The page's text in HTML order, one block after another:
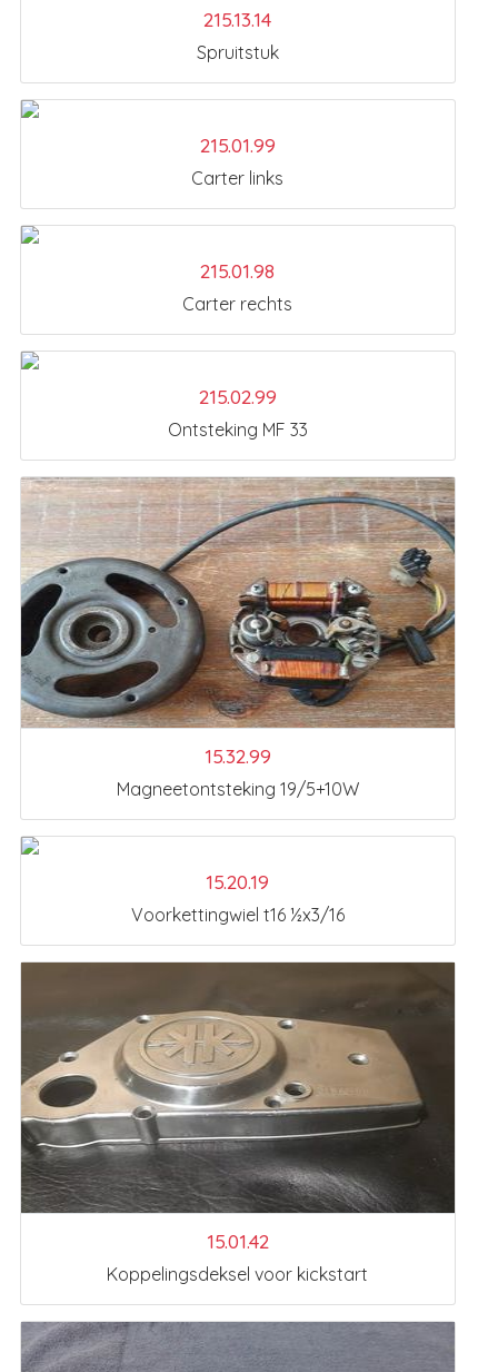
215.13.14
Spruitstuk
215.01.99
Carter links
215.01.98
Carter rechts
215.02.99
Ontsteking MF 33
15.32.99
Magneetontsteking 19/5+10W
15.20.19
Voorkettingwiel t16 ½x3/16
15.01.42
Koppelingsdeksel voor kickstart